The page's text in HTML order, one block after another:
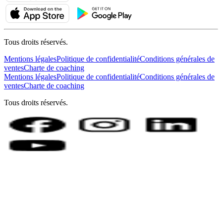
Tous droits réservés.
Mentions légalesPolitique de confidentialitéConditions générales de
ventesCharte de coaching
Mentions légalesPolitique de confidentialitéConditions générales de
ventesCharte de coaching
Tous droits réservés.